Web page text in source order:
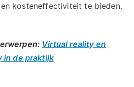
kosteneffectiviteit te bieden.
Virtual reality en
in de praktijk